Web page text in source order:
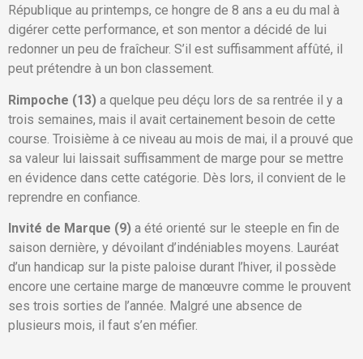
République au printemps, ce hongre de 8 ans a eu du mal à
digérer cette performance, et son mentor a décidé de lui
redonner un peu de fraîcheur. S’il est suffisamment affûté, il
peut prétendre à un bon classement.
Rimpoche (13) a quelque peu déçu lors de sa rentrée il y a
trois semaines, mais il avait certainement besoin de cette
course. Troisième à ce niveau au mois de mai, il a prouvé que
sa valeur lui laissait suffisamment de marge pour se mettre
en évidence dans cette catégorie. Dès lors, il convient de le
reprendre en confiance.
Invité de Marque (9) a été orienté sur le steeple en fin de
saison dernière, y dévoilant d’indéniables moyens. Lauréat
d’un handicap sur la piste paloise durant l’hiver, il possède
encore une certaine marge de manœuvre comme le prouvent
ses trois sorties de l’année. Malgré une absence de
plusieurs mois, il faut s’en méfier.